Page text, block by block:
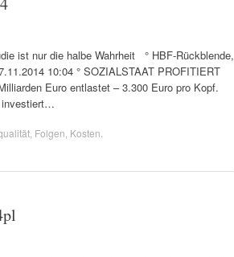
ist nur die halbe Wahrheit ° HBF-Rückblende,
10:04 ° SOZIALSTAAT PROFITIERT
Euro entlastet – 3.300 Euro pro Kopf.
investiert…
Folgen Kosten